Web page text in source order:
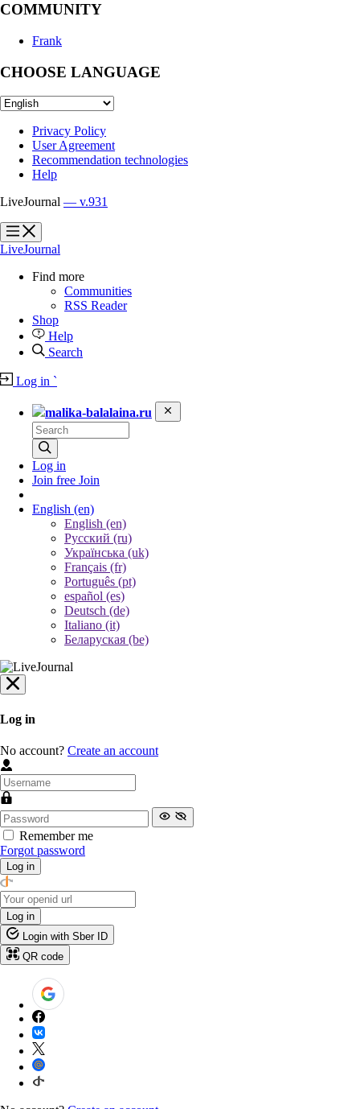
COMMUNITY
Frank
CHOOSE LANGUAGE
Privacy Policy
User Agreement
Recommendation technologies
Help
LiveJournal — v.931
?
?
LiveJournal
Find more
Communities
RSS Reader
Shop
Help
Search
Log in `
malika-balalaina.ru
Log in
Join free Join
English (en)
English (en)
Русский (ru)
Українська (uk)
Français (fr)
Português (pt)
español (es)
Deutsch (de)
Italiano (it)
Беларуская (be)
Log in
No account? Create an account
Remember me
Forgot password
Log in
Log in
Login with Sber ID
QR code